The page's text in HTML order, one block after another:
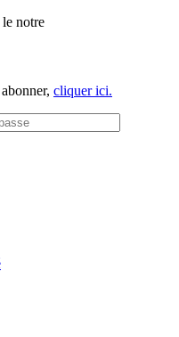
notre
cliquer ici.